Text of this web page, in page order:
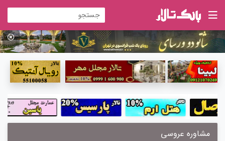
مشاوره عروسی